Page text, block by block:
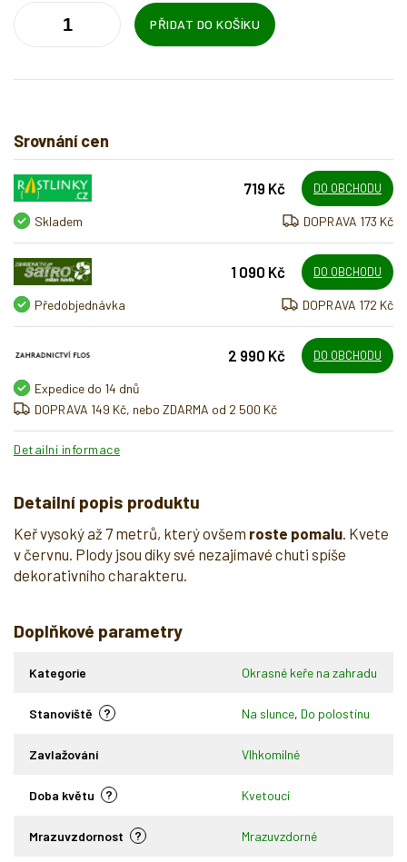
PŘIDAT DO KOŠÍKU
Srovnání cen
719 Kč DO OBCHODU
Skladem DOPRAVA 173 Kč
1 090 Kč DO OBCHODU
Předobjednávka DOPRAVA 172 Kč
2 990 Kč DO OBCHODU
Expedice do 14 dnů
DOPRAVA 149 Kč, nebo ZDARMA od 2 500 Kč
Detailní informace
Detailní popis produktu
Keř vysoký až 7 metrů, který ovšem roste pomalu. Kvete
v červnu. Plody jsou díky své nezajímavé chuti spíše
dekorativního charakteru.
Doplňkové parametry
Kategorie Okrasné keře na zahradu
?
Stanoviště Na slunce, Do polostínu
Zavlažování Vlhkomilné
?
Doba květu Kvetoucí
?
Mrazuvzdornost Mrazuvzdorné